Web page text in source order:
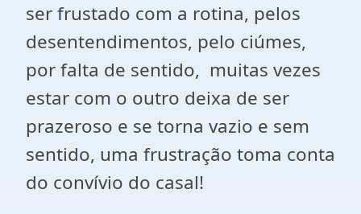
ser frustado com a rotina, pelos
desentendimentos, pelo ciúmes,
por falta de sentido, muitas vezes
estar com o outro deixa de ser
prazeroso e se torna vazio e sem
sentido, uma frustração toma conta
do convívio do casal!